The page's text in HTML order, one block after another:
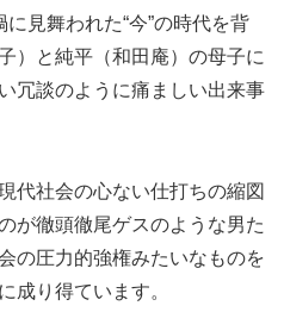
見舞われた“今”の時代を背
）と純平（和田庵）の母子に
冗談のように痛ましい出来事
代社会の心ない仕打ちの縮図
が徹頭徹尾ゲスのような男た
の圧力的強権みたいなものを
成り得ています。